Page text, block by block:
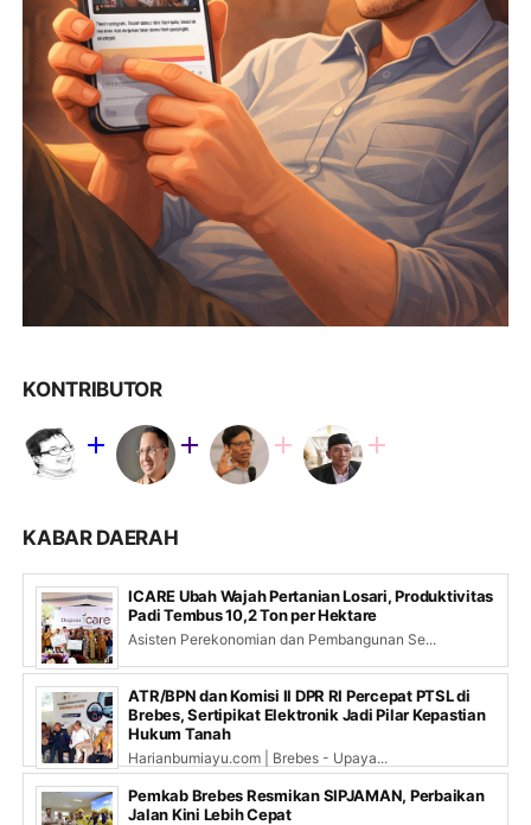
KONTRIBUTOR
KABAR DAERAH
ICARE Ubah Wajah Pertanian Losari, Produktivitas
Padi Tembus 10,2 Ton per Hektare
Asisten Perekonomian dan Pembangunan Se...
ATR/BPN dan Komisi II DPR RI Percepat PTSL di
Brebes, Sertipikat Elektronik Jadi Pilar Kepastian
Hukum Tanah
Harianbumiayu.com | Brebes - Upaya...
Pemkab Brebes Resmikan SIPJAMAN, Perbaikan
Jalan Kini Lebih Cepat